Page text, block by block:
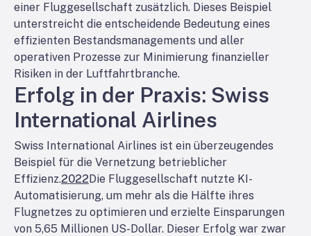
einer Fluggesellschaft zusätzlich. Dieses Beispiel
unterstreicht die entscheidende Bedeutung eines
effizienten Bestandsmanagements und aller
operativen Prozesse zur Minimierung finanzieller
Risiken in der Luftfahrtbranche.
Erfolg in der Praxis: Swiss
International Airlines
Swiss International Airlines ist ein überzeugendes
Beispiel für die Vernetzung betrieblicher
Effizienz.2022Die Fluggesellschaft nutzte KI-
Automatisierung, um mehr als die Hälfte ihres
Flugnetzes zu optimieren und erzielte Einsparungen
von 5,65 Millionen US-Dollar. Dieser Erfolg war zwar